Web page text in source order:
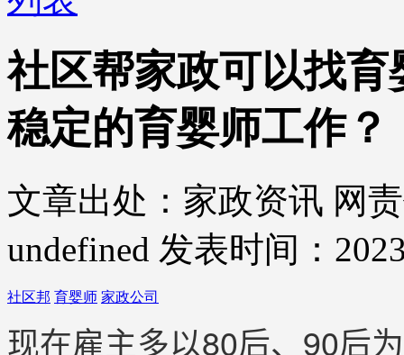
社区帮家政可以找
稳定的育婴师工作？
文章出处：家政资讯 网
undefined 发表时间：
社区邦 育婴师 家政公司
现在雇主多以80后、90后